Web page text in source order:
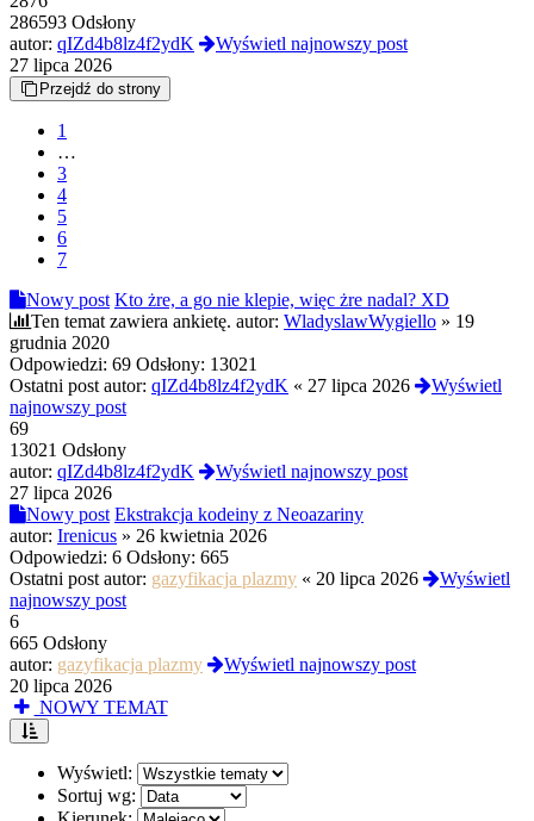
286593 Odsłony
autor: qIZd4b8lz4f2ydK
Wyświetl najnowszy post
27 lipca 2026
Przejdź do strony
1
…
3
4
5
6
7
Nowy post Kto żre, a go nie klepie, więc żre nadal? XD
Ten temat zawiera ankietę. autor: WladyslawWygiello » 19
grudnia 2020
Odpowiedzi: 69 Odsłony: 13021
Ostatni post autor: qIZd4b8lz4f2ydK « 27 lipca 2026
Wyświetl
najnowszy post
69
13021 Odsłony
autor: qIZd4b8lz4f2ydK
Wyświetl najnowszy post
27 lipca 2026
Nowy post Ekstrakcja kodeiny z Neoazariny
autor: Irenicus » 26 kwietnia 2026
Odpowiedzi: 6 Odsłony: 665
Ostatni post autor: gazyfikacja plazmy « 20 lipca 2026
Wyświetl
najnowszy post
6
665 Odsłony
autor: gazyfikacja plazmy
Wyświetl najnowszy post
20 lipca 2026
NOWY TEMAT
Wyświetl:
Sortuj wg: